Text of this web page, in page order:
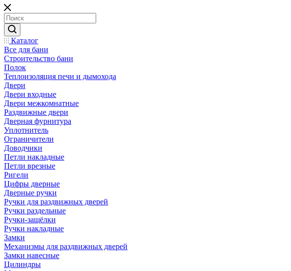
Каталог
Все для бани
Строительство бани
Полок
Теплоизоляция печи и дымохода
Двери
Двери входные
Двери межкомнатные
Раздвижные двери
Дверная фурнитура
Уплотнитель
Ограничители
Доводчики
Петли накладные
Петли врезные
Ригели
Цифры дверные
Дверные ручки
Ручки для раздвижных дверей
Ручки раздельные
Ручки-защёлки
Ручки накладные
Замки
Механизмы для раздвижных дверей
Замки навесные
Цилиндры